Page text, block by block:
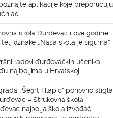
aplikacije koje preporučuju
škola Đurđevac i ove godine
oznake „Naša škola je sigurna“
radovi đurđevačkih učenika
najboljima u Hrvatskoj
„Šegrt Hlapić“ ponovno stigla
– Strukovna škola
najbolja škola izvođač